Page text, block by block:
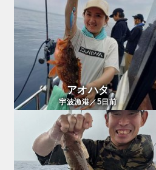
アオハタ
宇波漁港／5日前